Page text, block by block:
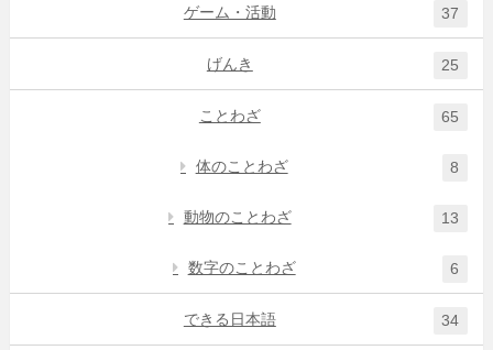
ゲーム・活動 37
げんき 25
ことわざ 65
体のことわざ 8
動物のことわざ 13
数字のことわざ 6
できる日本語 34